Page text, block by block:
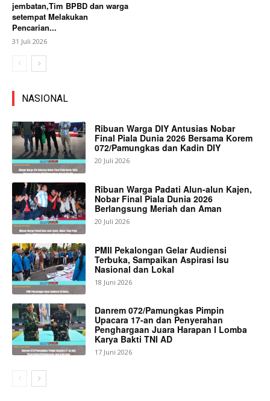
jembatan,Tim BPBD dan warga
setempat Melakukan
Pencarian...
31 Juli 2026
NASIONAL
Ribuan Warga DIY Antusias Nobar
Final Piala Dunia 2026 Bersama Korem
072/Pamungkas dan Kadin DIY
20 Juli 2026
Ribuan Warga Padati Alun-alun Kajen,
Nobar Final Piala Dunia 2026
Berlangsung Meriah dan Aman
20 Juli 2026
PMII Pekalongan Gelar Audiensi
Terbuka, Sampaikan Aspirasi Isu
Nasional dan Lokal
18 Juni 2026
Danrem 072/Pamungkas Pimpin
Upacara 17-an dan Penyerahan
Penghargaan Juara Harapan I Lomba
Karya Bakti TNI AD
17 Juni 2026